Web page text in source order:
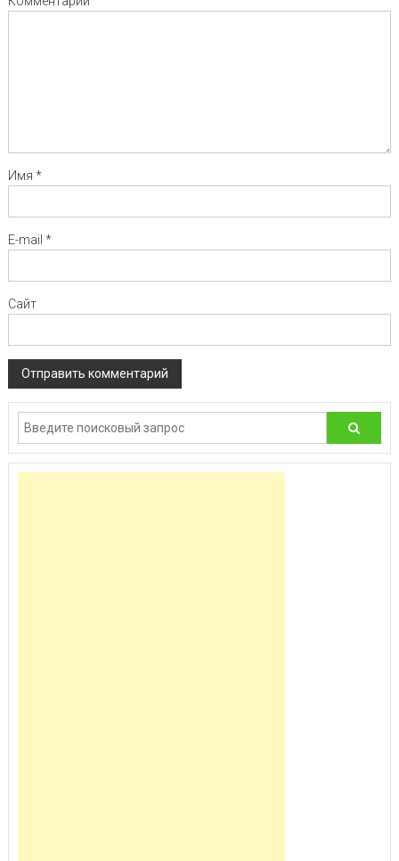
Имя *
E-mail *
Сайт